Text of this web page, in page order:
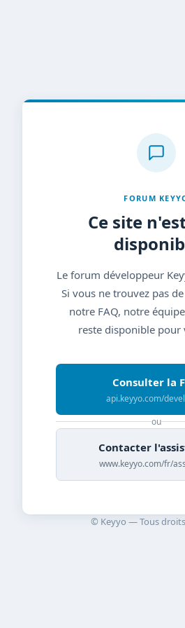
FORUM
Ce site
Le forum développeur
Si vous ne trouvez pas
notre FAQ, notre
reste disponible pour
Consulter la
api.keyyo.com/
ou
Contacter
www.keyyo.com/fr/
© Keyyo — Tous